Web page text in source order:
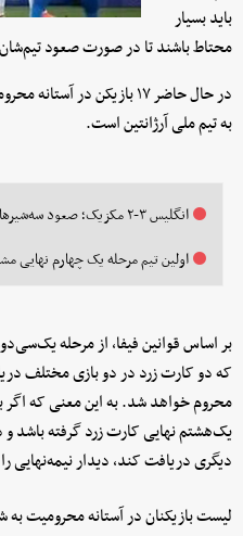
باید بسیار
محتاط باشند تا در صورت صعود
در حال حاضر ۱۷ بازیکن در
به تیم ملی آرژانتین است.
انگلیس ۳-۲ مکزیک؛ صعود سه‌شیرها با جود بلینگام و هری کین
اولین تیم مرحله یک چهارم
بر اساس قوانین فیفا، از مرحله
که دو کارت زرد در دو بازی مختلف
محروم خواهد شد. به این معنی که اگر
یک‌هشتم نهایی کارت زرد گرفته باشد و
دیگری دریافت کند، دیدار نیمه‌نهایی
لیست بازیکنان در آستانه محرومیت